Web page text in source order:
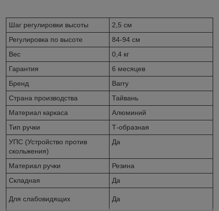
Шаг регулировки высоты
2,5 см
Регулировка по высоте
84-94 см
Вес
0,4 кг
Гарантия
6 месяцев
Бренд
Barry
Страна производства
Тайвань
Материал каркаса
Алюминий
Тип ручки
Т-образная
УПС (Устройство против
скольжения)
Да
Материал ручки
Резина
Складная
Да
Для слабовидящих Да